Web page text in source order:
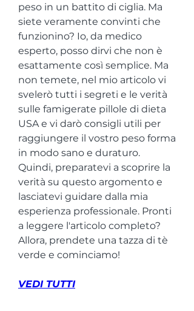
peso in un battito di ciglia. Ma
siete veramente convinti che
funzionino? Io, da medico
esperto, posso dirvi che non è
esattamente così semplice. Ma
non temete, nel mio articolo vi
svelerò tutti i segreti e le verità
sulle famigerate pillole di dieta
USA e vi darò consigli utili per
raggiungere il vostro peso forma
in modo sano e duraturo.
Quindi, preparatevi a scoprire la
verità su questo argomento e
lasciatevi guidare dalla mia
esperienza professionale. Pronti
a leggere l'articolo completo?
Allora, prendete una tazza di tè
verde e cominciamo!
VEDI TUTTI